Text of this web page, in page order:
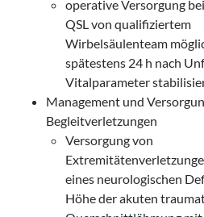
operative Versorgung
QSL von qualifiziertem
Wirbelsäulenteam
spätestens 24 h nach
Vitalparameter
Management und
Begleitverletzungen
Versorgung von
eines neurologischen
Höhe der akuten